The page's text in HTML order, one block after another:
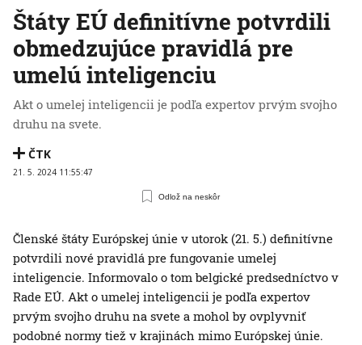
Štáty EÚ definitívne potvrdili
obmedzujúce pravidlá pre
umelú inteligenciu
Akt o umelej inteligencii je podľa expertov prvým svojho
druhu na svete.
ČTK
21. 5. 2024 11:55:47
Odlož na neskôr
Členské štáty Európskej únie v utorok (21. 5.) definitívne
potvrdili nové pravidlá pre fungovanie umelej
inteligencie. Informovalo o tom belgické predsedníctvo v
Rade EÚ. Akt o umelej inteligencii je podľa expertov
prvým svojho druhu na svete a mohol by ovplyvniť
podobné normy tiež v krajinách mimo Európskej únie.